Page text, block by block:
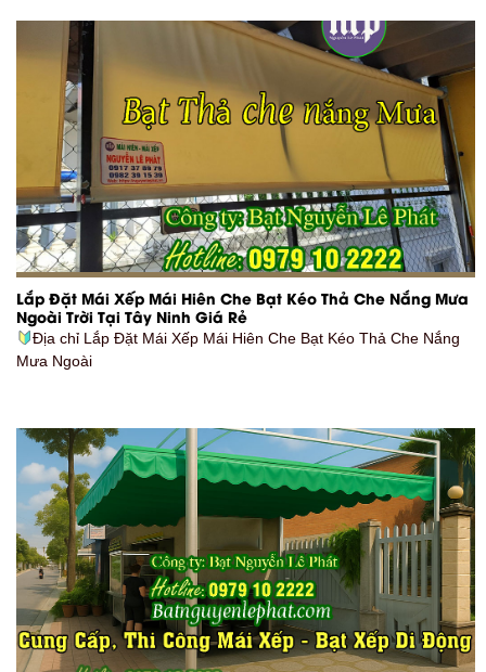
Lắp Đặt Mái Xếp Mái Hiên Che Bạt Kéo Thả Che Nắng Mưa
Ngoài Trời Tại Tây Ninh Giá Rẻ
Địa chỉ Lắp Đặt Mái Xếp Mái Hiên Che Bạt Kéo Thả Che Nắng
Mưa Ngoài